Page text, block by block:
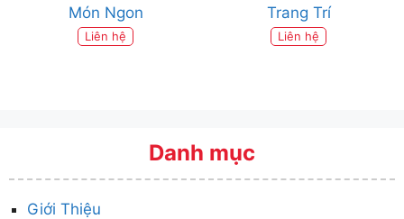
Món Ngon
Liên hệ
Trang Trí
Liên hệ
Danh mục
Giới Thiệu